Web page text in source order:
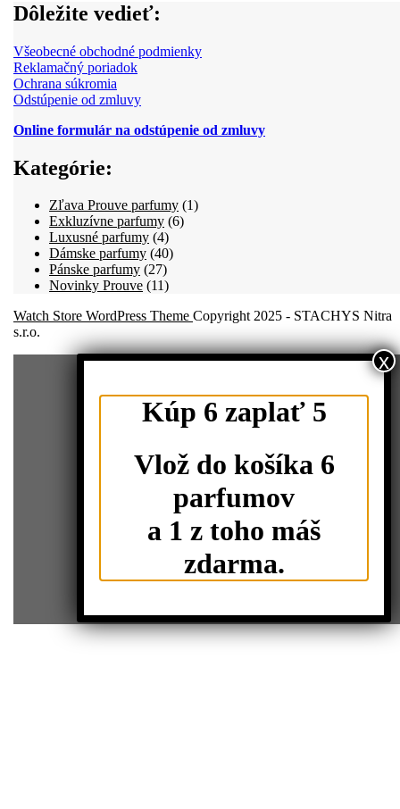
Dôležite vedieť:
Všeobecné obchodné podmienky
Reklamačný poriadok
Ochrana súkromia
Odstúpenie od zmluvy
Online formulár na odstúpenie od zmluvy
Kategórie:
Zľava Prouve parfumy 11
Exkluzívne parfumy 66
Luxusné parfumy 44
produkty
Dámske parfumy 4040
Pánske parfumy 2727
produktov
Novinky Prouve 1111
Watch Store WordPress Theme Copyright 2025 - STACHYS Nitra
s.r.o.
Kúp 6 zaplať 5
Vlož do košíka 6
parfumov
a 1 z toho máš
zdarma.
x